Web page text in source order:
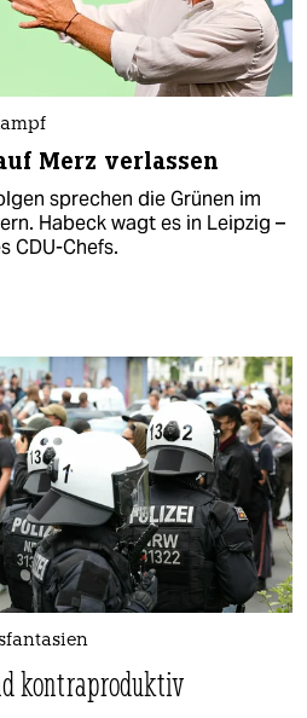
Merz verlassen
sprechen die Grünen im
Habeck wagt es in Leipzig –
CDU-Chefs.
kontraproduktiv